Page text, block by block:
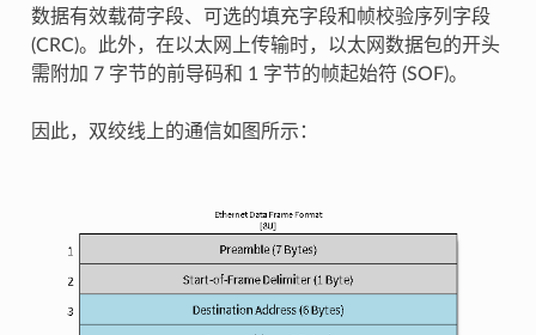
数据有效载荷字段、可选的填充字段和帧校验序列字段
(CRC)。此外，在以太网上传输时，以太网数据包的开头
需附加 7 字节的前导码和 1 字节的帧起始符 (SOF)。
因此，双绞线上的通信如图所示：